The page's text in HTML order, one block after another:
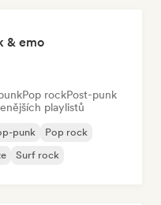
& emo
Pop rockPost-punk
playlistů
punk
Pop rock
Surf rock